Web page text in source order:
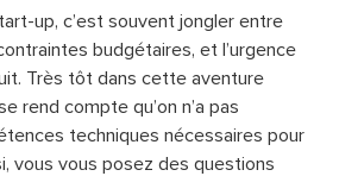
up, c’est souvent jongler entre
contraintes budgétaires, et l’urgence
Très tôt dans cette aventure
rend compte qu’on n’a pas
techniques nécessaires pour
vous vous posez des questions